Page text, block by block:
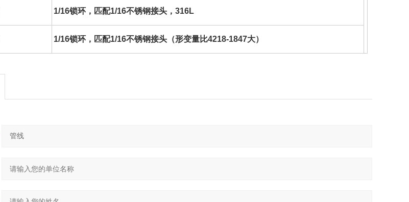
1/16锁环，匹配1/16不锈钢接头，316L
1/16锁环，匹配1/16不锈钢接头（形变量比4218-1847大）